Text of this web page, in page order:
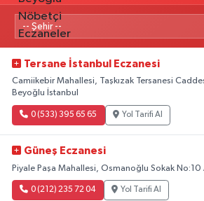
Tersane İstanbul Eczanesi
Camiikebir Mahallesi, Taşkızak Tersanesi
Beyoğlu İstanbul
0 (533) 395 65 65 Yol Tarifi Al
Güneş Eczanesi
Piyale Paşa Mahallesi, Osmanoğlu Sokak No:10
0 (212) 235 72 04 Yol Tarifi Al